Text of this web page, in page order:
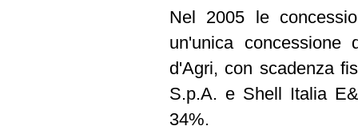
Nel 2005 le
un'unica concessione
d'Agri, con scadenza
S.p.A. e Shell Italia
34%.